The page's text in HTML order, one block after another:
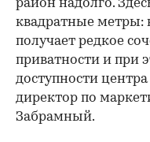
район надолго.
квадратные метры:
получает редкое
приватности и при
доступности
директор по
Забрамный.